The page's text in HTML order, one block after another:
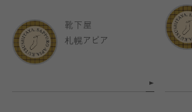
靴下屋
札幌アピア